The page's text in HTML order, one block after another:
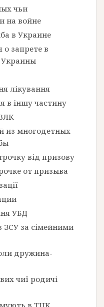
чьи
на войне
в Украине
запрете в
Украины
лікування
в іншу частину
из многодетных
від призову
от призыва
УБД
ЗСУ за сімейними
дружина-
чиї родичі
в ТЦК